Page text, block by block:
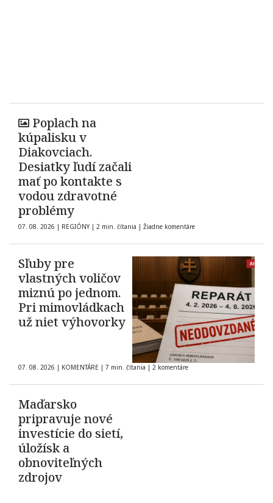
Poplach na
kúpalisku v
Diakovciach.
Desiatky ľudí začali
mať po kontakte s
vodou zdravotné
problémy
07. 08. 2026 | REGIÓNY | 2 min. čítania | Žiadne komentáre
Sľuby pre
vlastných voličov
miznú po jednom.
Pri mimovládkach
už niet výhovorky
07. 08. 2026 | KOMENTÁRE | 7 min. čítania | 2 komentáre
Maďarsko
pripravuje nové
investície do sietí,
úložísk a
obnoviteľných
zdrojov